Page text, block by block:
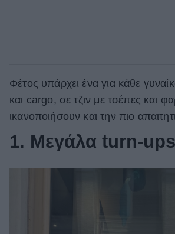
Φέτος υπάρχει ένα για κάθε
και cargo, σε τζιν με τσέπες και
ικανοποιήσουν και την πιο
1. Mεγάλα turn-ups